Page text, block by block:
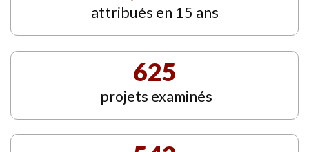
attribués en 15 ans
625
projets examinés